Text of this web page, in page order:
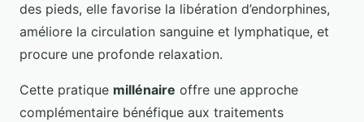
des pieds, elle favorise la libération d’endorphines,
améliore la circulation sanguine et lymphatique, et
procure une profonde relaxation.
Cette pratique millénaire offre une approche
complémentaire bénéfique aux traitements